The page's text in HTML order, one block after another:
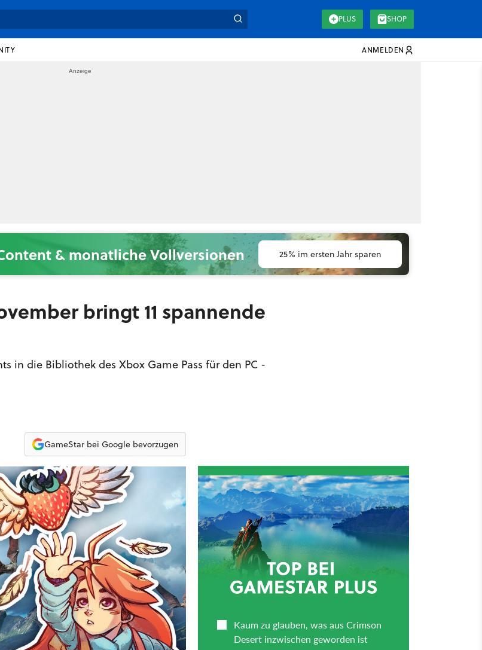
PLUS SHOP
ANMELDEN
& monatliche Vollversionen 25% im ersten Jahr sparen
bringt 11 spannende
in die Bibliothek des Xbox Game Pass für den PC -
GameStar bei Google bevorzugen